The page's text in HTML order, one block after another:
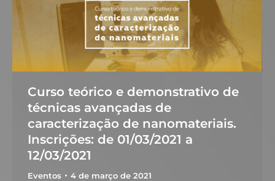
Curso teórico e demonstrativo de
técnicas avançadas de
caracterização de nanomateriais.
Inscrições: de 01/03/2021 a
12/03/2021
Eventos 4 de março de 2021